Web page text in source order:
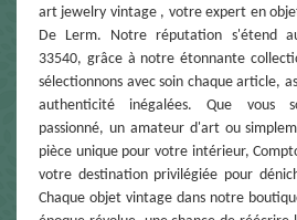
art jewelry vintage , votre expert en
De Lerm. Notre réputation s'étend
33540, grâce à notre étonnante
sélectionnons avec soin chaque article,
authenticité inégalées. Que vous
passionné, un amateur d'art ou
pièce unique pour votre intérieur,
votre destination privilégiée pour
Chaque objet vintage dans notre